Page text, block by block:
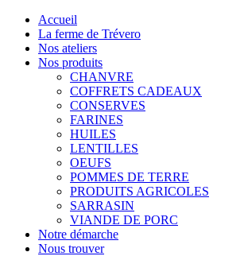
Accueil
La ferme de Trévero
Nos ateliers
Nos produits
CHANVRE
COFFRETS CADEAUX
CONSERVES
FARINES
HUILES
LENTILLES
OEUFS
POMMES DE TERRE
PRODUITS AGRICOLES
SARRASIN
VIANDE DE PORC
Notre démarche
Nous trouver